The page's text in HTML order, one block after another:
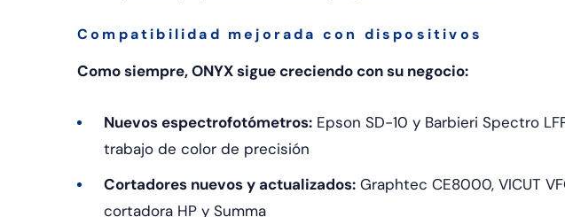
Compatibilidad mejorada con dispositivos
Como siempre, ONYX sigue creciendo con su negocio:
Nuevos espectrofotómetros: Epson SD-10 y Barbieri Spectro
trabajo de color de precisión
Cortadores nuevos y actualizados: Graphtec CE8000, VICUT
cortadora HP y Summa